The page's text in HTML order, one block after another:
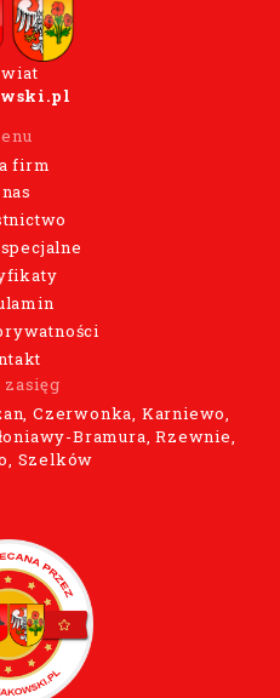
firm
zasięg
Czerwonka, Karniewo,
Bramura, Rzewnie,
Szelków